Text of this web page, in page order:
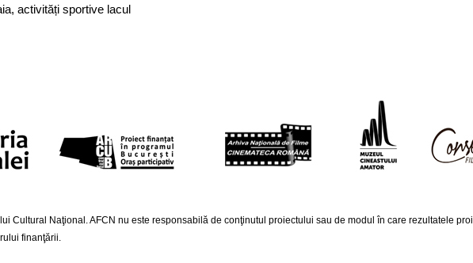
activități sportive lacul
Cultural Naţional. AFCN nu este responsabilă de conţinutul proiectului sau de modul în care rezultatele
finanţării.